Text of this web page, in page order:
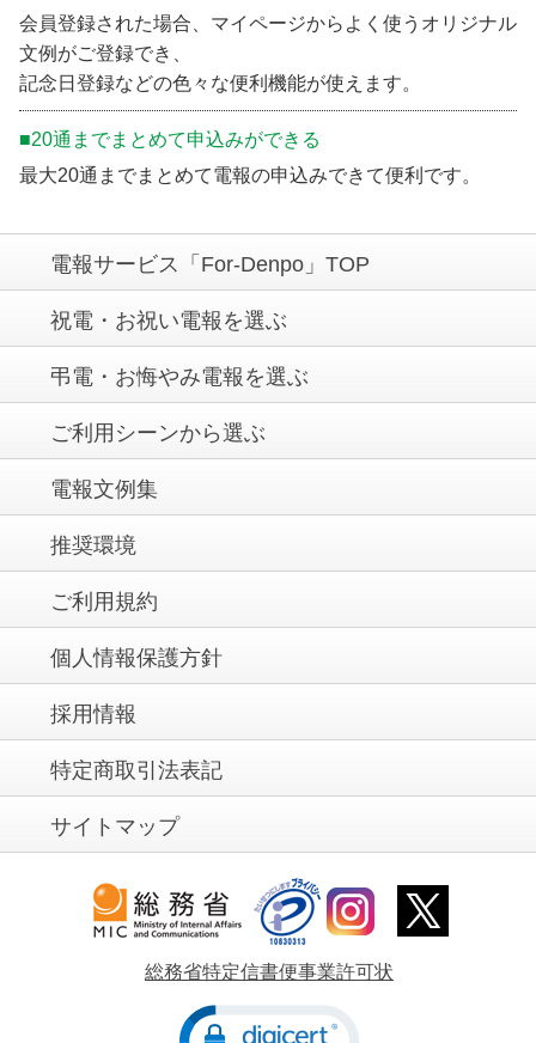
会員登録された場合、マイページからよく使うオリジナル
文例がご登録でき、
記念日登録などの色々な便利機能が使えます。
■20通までまとめて申込みができる
最大20通までまとめて電報の申込みできて便利です。
電報サービス「For-Denpo」TOP
祝電・お祝い電報を選ぶ
弔電・お悔やみ電報を選ぶ
ご利用シーンから選ぶ
電報文例集
推奨環境
ご利用規約
個人情報保護方針
採用情報
特定商取引法表記
サイトマップ
総務省特定信書便事業許可状